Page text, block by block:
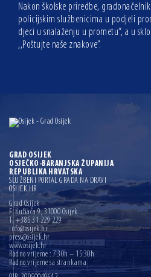
Nakon školske priredbe,
policijskim službenicima u podjeli
djeci u snalaženju u prometu“, a u
,,Poštujte naše znakove”.
GRAD OSIJEK
OSJEČKO-BARANJSKA ŽUPANIJA
REPUBLIKA HRVATSKA
SLUŽBENI PORTAL GRADA NA DRAVI
OSIJEK.HR
Grad Osijek
F. Kuhača 9, 31000 Osijek
T: +385 31 229 229
info@osijek.hr
press@osijek.hr
www.osijek.hr
Radno vrijeme : 7:30h – 15:30h
Radno vrijeme sa strankama